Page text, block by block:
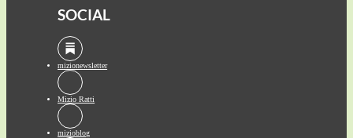
SOCIAL
mizionewsletter
Mizio Ratti
mizioblog